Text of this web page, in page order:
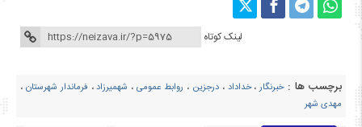
لینک کوتاه
برچسب ها : خبرنگار،خداداد ،درجزین ، روابط عمومی، شهمیرزاد، فرماندار شهرستان ،
مهدی شهر